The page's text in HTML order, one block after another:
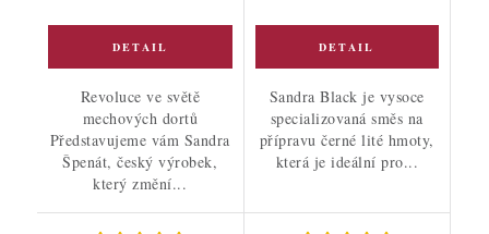
Revoluce ve světě
mechových dortů
Představujeme vám Sandra
Špenát, český výrobek,
který změní...
Sandra Black je vysoce
specializovaná směs na
přípravu černé lité hmoty,
která je ideální pro...